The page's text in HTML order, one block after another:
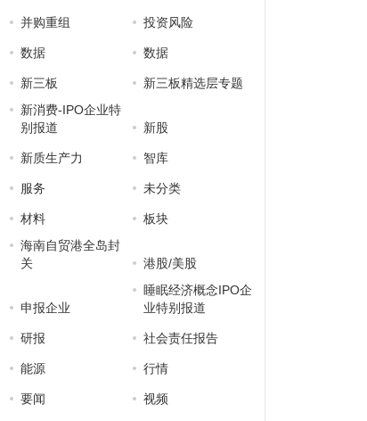
并购重组 投资风险
数据 数据
新三板
新三板精选层专题
新消费-IPO企业特
别报道
新股
新质生产力 智库
服务 未分类
材料
板块
海南自贸港全岛封
关
港股/美股
申报企业
睡眠经济概念IPO企
业特别报道
研报 社会责任报告
能源 行情
要闻 视频